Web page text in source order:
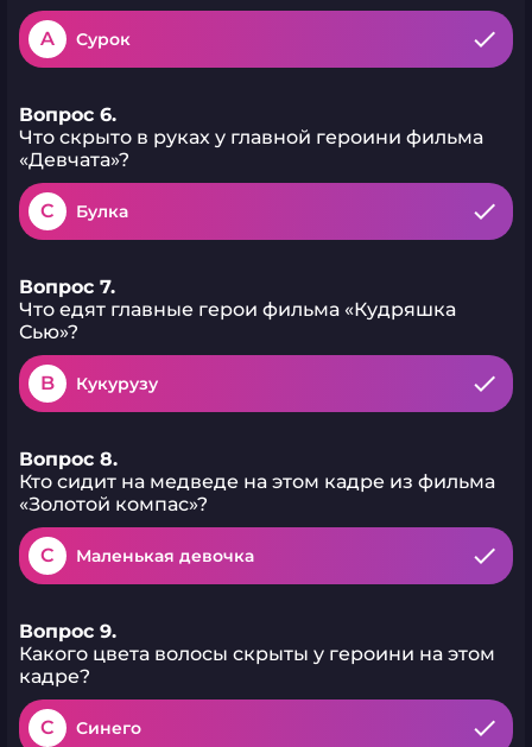
A Сурок
Вопрос 6.
Что скрыто в руках у главной героини фильма
«Девчата»?
C Булка
Вопрос 7.
Что едят главные герои фильма «Кудряшка
Сью»?
B Кукурузу
Вопрос 8.
Кто сидит на медведе на этом кадре из фильма
«Золотой компас»?
C Маленькая девочка
Вопрос 9.
Какого цвета волосы скрыты у героини на этом
кадре?
C Синего